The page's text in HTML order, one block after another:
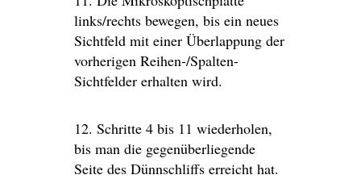
links/rechts bewegen, bis ein neues
Sichtfeld mit einer Überlappung der
vorherigen Reihen-/Spalten-
Sichtfelder erhalten wird.
12. Schritte 4 bis 11 wiederholen,
bis man die gegenüberliegende
Seite des Dünnschliffs erreicht hat.